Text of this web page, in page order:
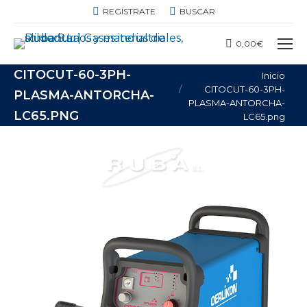
REGÍSTRATE BUSCAR:
BUSCAR
0,00€
CITOCUT-60-3PH-
PLASMA-ANTORCHA-
LC65.PNG
Inicio
CITOCUT-60-3PH-
PLASMA-ANTORCHA-
LC65.png